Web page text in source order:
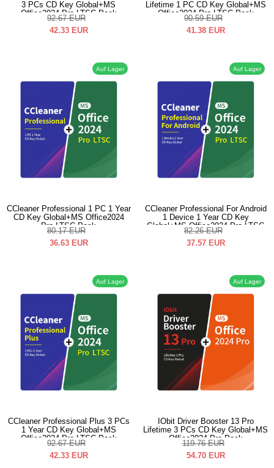
3 PCs CD Key Global+MS
Office2024 Pro LTSC Pack
92.67 EUR
42.33 EUR
Lifetime 1 PC CD Key Global+MS
Office2024 Pro LTSC Pack
90.59 EUR
41.38 EUR
Auf Lager
CCleaner Professional 1 PC 1 Year
CD Key Global+MS Office2024
Pro LTSC Pack
80.17 EUR
36.63 EUR
Auf Lager
CCleaner Professional For Android
1 Device 1 Year CD Key
Global+MS Office2024 Pro LTSC
Pack
82.26 EUR
37.57 EUR
Auf Lager
CCleaner Professional Plus 3 PCs
1 Year CD Key Global+MS
Office2024 Pro LTSC Pack
92.67 EUR
42.33 EUR
Auf Lager
IObit Driver Booster 13 Pro
Lifetime 3 PCs CD Key Global+MS
Office2024 Pro Pack
119.76 EUR
54.70 EUR